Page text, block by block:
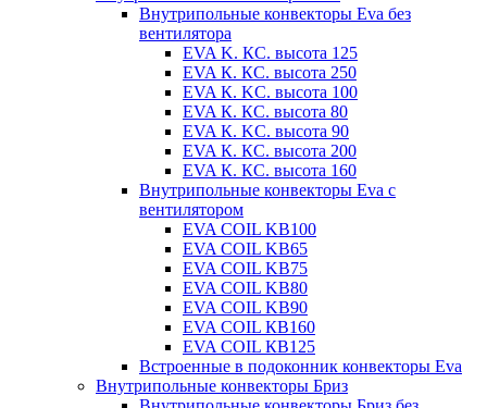
Внутрипольные конвекторы Eva без
вентилятора
EVA K. КС. высота 125
EVA К. КС. высота 250
EVA К. KС. высота 100
EVA К. КС. высота 80
EVA К. KC. высота 90
EVA К. КС. высота 200
EVA К. КС. высота 160
Внутрипольные конвекторы Eva с
вентилятором
EVA COIL KB100
EVA COIL KB65
EVA COIL KB75
EVA COIL KB80
EVA COIL KB90
EVA COIL КВ160
EVA COIL КВ125
Встроенные в подоконник конвекторы Eva
Внутрипольные конвекторы Бриз